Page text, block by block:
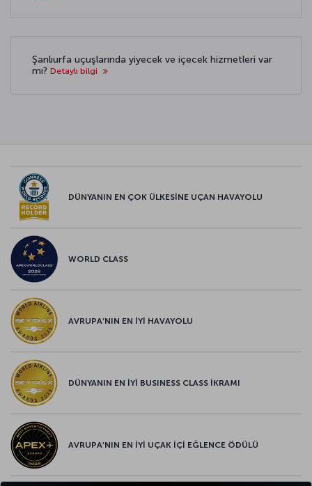
Şanlıurfa uçuşlarında yiyecek ve içecek hizmetleri var
mı? Detaylı bilgi
DÜNYANIN EN ÇOK ÜLKESİNE UÇAN HAVAYOLU
WORLD CLASS
AVRUPA’NIN EN İYİ HAVAYOLU
DÜNYANIN EN İYİ BUSINESS CLASS İKRAMI
AVRUPA’NIN EN İYİ UÇAK İÇİ EĞLENCE ÖDÜLÜ